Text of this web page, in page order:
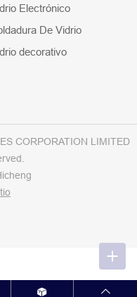
Electrónico
De Vidrio
decorativo
CORPORATION LIMITED